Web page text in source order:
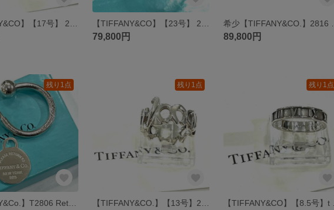
79,800円 89,800円
残り1点
【TIFFANY&Co.】T2806 Return to Tiffany ティファニーキーリング SV925 シルバー925 チャーム キーホルダー 鍵 メンズギフト 丸タグリング
残り1点 残り1点